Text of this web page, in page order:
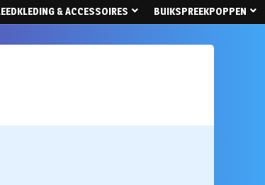
& ACCESSOIRES
BUIKSPREEKPOPPEN